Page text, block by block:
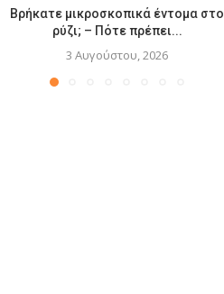
Βρήκατε μικροσκοπικά έντομα στο
ρύζι; – Πότε πρέπει...
3 Αυγούστου, 2026